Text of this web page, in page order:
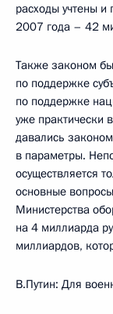
расходы учтены
2007 года – 42
Также законом
по поддержке
по поддержке
уже практически
давались
в параметры.
осуществляется
основные
Министерства
на 4 миллиарда
миллиардов,
В.Путин: Для